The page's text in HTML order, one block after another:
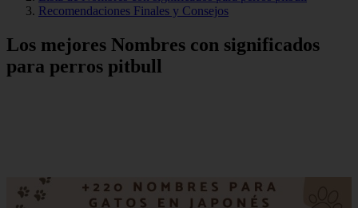
Recomendaciones Finales y Consejos
Los mejores Nombres con significados
para perros pitbull